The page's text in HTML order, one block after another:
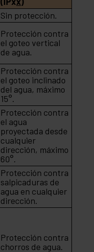
Sin protección.
Protección contra
el goteo vertical
de agua.
Protección contra
el goteo inclinado
del agua, máximo
15°.
Protección contra
el agua
proyectada desde
cualquier
dirección, máximo
60°.
Protección contra
salpicaduras de
agua en cualquier
dirección.
Protección contra
chorros de agua.